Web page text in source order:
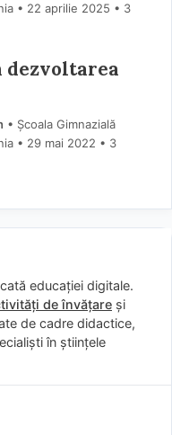
22 aprilie 2025 • 3
• Școala Gimnazială
29 mai 2022 • 3
educației digitale.
de învățare și
de cadre didactice,
în științele